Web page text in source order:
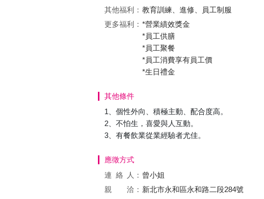
其他福利： 教育訓練、進修、員工制服
更多福利： *營業績效獎金
*員工供膳
*員工聚餐
*員工消費享有員工價
*生日禮金
其他條件
1、個性外向、積極主動、配合度高。
2、不怕生，喜愛與人互動。
3、有餐飲業從業經驗者尤佳。
應徵方式
連絡
人： 曾小姐
親 洽： 新北市永和區永和路二段284號